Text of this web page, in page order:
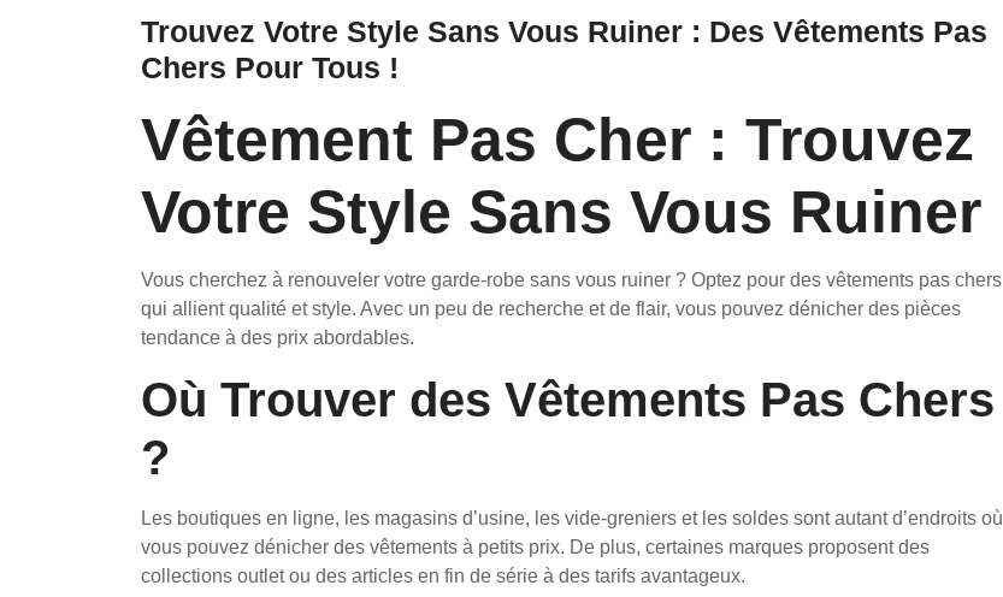
Trouvez Votre Style Sans Vous Ruiner : Des Vêtements Pas
Chers Pour Tous !
Vêtement Pas Cher : Trouvez
Votre Style Sans Vous Ruiner
Vous cherchez à renouveler votre garde-robe sans vous ruiner ? Optez pour des vêtements pas chers
qui allient qualité et style. Avec un peu de recherche et de flair, vous pouvez dénicher des pièces
tendance à des prix abordables.
Où Trouver des Vêtements Pas Chers
?
Les boutiques en ligne, les magasins d’usine, les vide-greniers et les soldes sont autant d’endroits où
vous pouvez dénicher des vêtements à petits prix. De plus, certaines marques proposent des
collections outlet ou des articles en fin de série à des tarifs avantageux.